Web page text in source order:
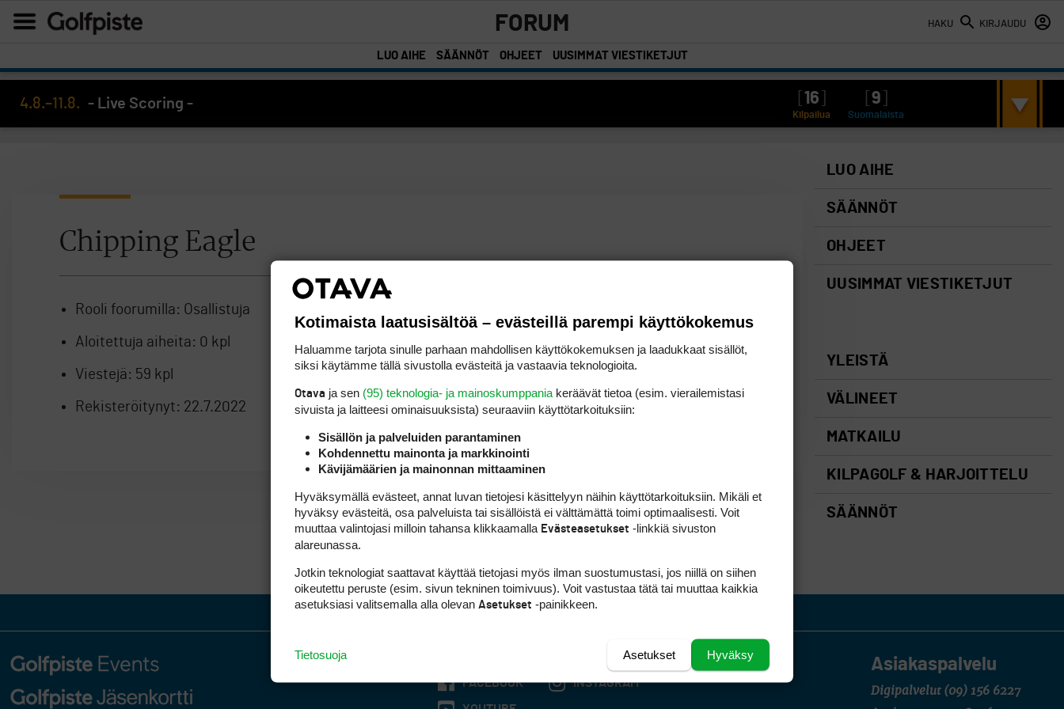
HAKU KIRJAUDU
FORUM
LUO AIHE SÄÄNNÖT OHJEET UUSIMMAT VIESTIKETJUT
4.8.–11.8. - Live Scoring - 16 9
Kilpailua Suomalaista
Chipping Eagle
Rooli foorumilla: Osallistuja
Aloitettuja aiheita: 0 kpl
Viestejä: 59 kpl
Rekisteröitynyt: 22.7.2022
LUO AIHE
SÄÄNNÖT
OHJEET
UUSIMMAT VIESTIKETJUT
YLEISTÄ
VÄLINEET
MATKAILU
KILPAGOLF & HARJOITTELU
SÄÄNNÖT
Asiakaspalvelu
Digipalvelut (09) 156 6227
FACEBOOK INSTAGRAM
Kotimaista laatusisältöä – evästeillä parempi käyttökokemus
Haluamme tarjota sinulle parhaan mahdollisen käyttökokemuksen ja laadukkaat sisällöt,
siksi käytämme tällä sivustolla evästeitä ja vastaavia teknologioita.
Otava ja sen (95) teknologia- ja mainoskumppania keräävät tietoa (esim. vierailemis­tasi
sivuista ja laitteesi ominaisuuk­sista) seuraaviin käyttötarkoituksiin:
Sisällön ja palveluiden parantaminen
Kohdennettu mainonta ja markkinointi
Kävijämäärien ja mainonnan mittaaminen
Hyväksymällä evästeet, annat luvan tietojesi käsittelyyn näihin käyttötarkoituksiin. Mikäli et
hyväksy evästeitä, osa palveluista tai sisällöistä ei välttämättä toimi optimaalisesti. Voit
muuttaa valintojasi milloin tahansa klikkaamalla Evästeasetukset -linkkiä sivuston
alareunassa.
Jotkin teknologiat saattavat käyttää tietojasi myös ilman suostumustasi, jos niillä on siihen
oikeutettu peruste (esim. sivun tekninen toimivuus). Voit vastustaa tätä tai muuttaa kaikkia
asetuksiasi valitsemalla alla olevan Asetukset -painikkeen.
Hyväksy
Asetukset
Tietosuoja